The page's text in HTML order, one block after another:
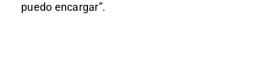
puedo encargar”.